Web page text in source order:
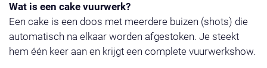
Wat is een cake vuurwerk?
Een cake is een doos met meerdere buizen (shots) die
automatisch na elkaar worden afgestoken. Je steekt
hem één keer aan en krijgt een complete vuurwerkshow.